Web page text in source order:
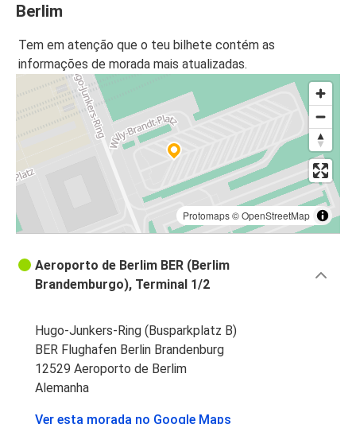
Berlim
Tem em atenção que o teu bilhete contém as
informações de morada mais atualizadas.
Protomaps©OpenStreetMap
Aeroporto de Berlim BER (Berlim
Brandemburgo), Terminal 1/2
Hugo-Junkers-Ring (Busparkplatz B)
BER Flughafen Berlin Brandenburg
12529 Aeroporto de Berlim
Alemanha
Ver esta morada no Google Maps